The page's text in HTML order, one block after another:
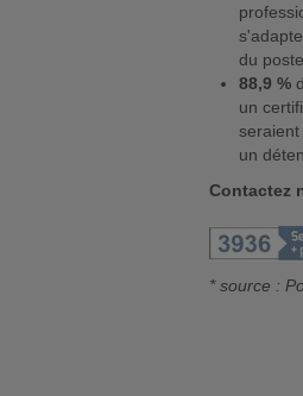
du poste,
88,9 %
un
un
Contactez
* source :